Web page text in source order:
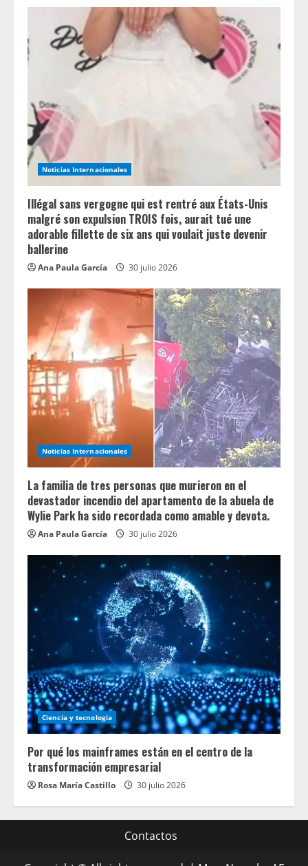
Noticias Internacionales
Illégal sans vergogne qui est rentré aux États-Unis
malgré son expulsion TROIS fois, aurait tué une
adorable fillette de six ans qui voulait juste devenir
ballerine
Ana Paula García 30 julio 2026
Noticias Internacionales
La familia de tres personas que murieron en el
devastador incendio del apartamento de la abuela de
Wylie Park ha sido recordada como amable y devota.
Ana Paula García 30 julio 2026
Ciencia y tecnologia
Por qué los mainframes están en el centro de la
transformación empresarial
Rosa María Castillo 30 julio 2026
Contactos